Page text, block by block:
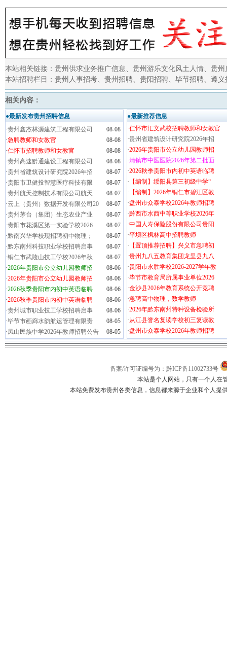
本站相关链接： 贵州供求业务推广信息 、 贵州游乐文化风土人情、 贵州
本站招聘栏目： 贵州人事招考、 贵州招聘、 贵阳招聘、 毕节招聘、 遵义
相关内容：
●最新发布贵州招聘信息
·贵州鑫杰林源建筑工程有限公司
08-08
·急聘教师和女教官
08-08
·仁怀市招聘教师和女教官
08-08
·贵州高速黔通建设工程有限公司
08-08
·贵州省建筑设计研究院2026年招
08-07
·贵阳市卫健投智慧医疗科技有限
08-07
·贵州航天控制技术有限公司航天
08-07
·云上（贵州）数据开发有限公司20
08-07
·贵州茅台（集团）生态农业产业
08-07
·贵阳市花溪区第一实验学校2026
08-07
·黔南兴华学校现招聘初中物理；
08-07
·黔东南州科技职业学校招聘启事
08-07
·铜仁市武陵山技工学校2026年秋
08-07
·2026年贵阳市公立幼儿园教师招
08-06
·2026年贵阳市公立幼儿园教师招
08-06
·2026秋季贵阳市内初中英语临聘
08-06
·2026秋季贵阳市内初中英语临聘
08-06
·贵州城市职业技工学校招聘启事
08-06
·毕节市画廊水韵航运管理有限责
08-05
·凤山民族中学2026年教师招聘公告 08-05
●最新推荐信息
·仁怀市汇文武校招聘教师和女教官
·贵州省建筑设计研究院2026年招
·2026年贵阳市公立幼儿园教师招
·清镇市中医医院2026年第二批面
·2026秋季贵阳市内初中英语临聘
· 【编制】绥阳县第三初级中学“
· 【编制】2026年铜仁市碧江区教
·盘州市众泰学校2026年教师招聘
·黔西市水西中等职业学校2026年
·中国人寿保险股份有限公司贵阳
·平坝区枫林高中招聘教师
· 【置顶推荐招聘】兴义市急聘初
·贵州九八五教育集团龙里县九八
·贵阳市永胜学校2026-2027学年教
·毕节市教育局所属事业单位2026
·金沙县2026年教育系统公开竞聘
·急聘高中物理，数学教师
·2026年黔东南州特种设备检验所
·从江县誉名复读学校初三复读教
·盘州市众泰学校2026年教师招聘
备案/许可证编号为：黔ICP备11002733号
本站是个人网站，只有一个人在
本站免费发布贵州各类信息，信息都来源于企业和个人提